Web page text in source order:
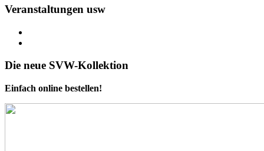
Veranstaltungen usw
Die neue SVW-Kollektion
Einfach online bestellen!